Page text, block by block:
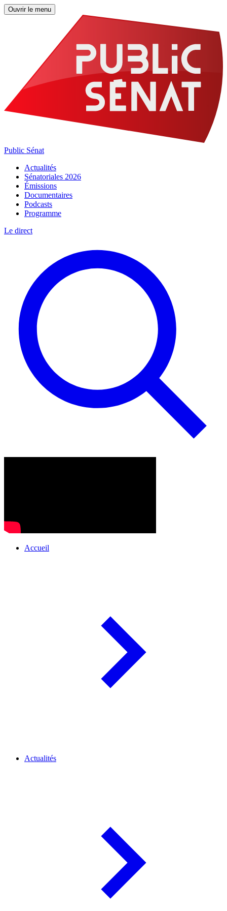
Ouvrir le menu
Public Sénat
Actualités
Sénatoriales 2026
Émissions
Documentaires
Podcasts
Programme
Le direct
Accueil
Actualités